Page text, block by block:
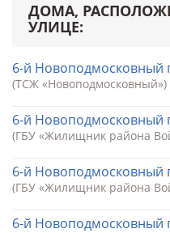
ДОМА,
УЛИЦЕ:
6-й Новоподмосковный
(ТСЖ «Новоподмосковный»)
6-й Новоподмосковный
(ГБУ «Жилищник района
6-й Новоподмосковный
(ГБУ «Жилищник района
6-й Новоподмосковный